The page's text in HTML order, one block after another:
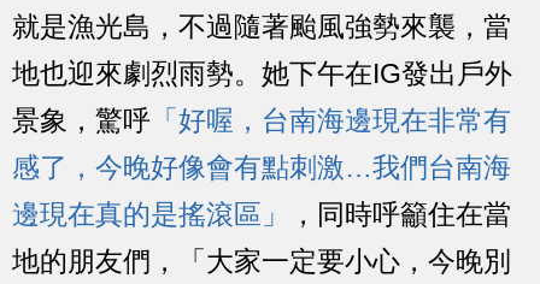
就是漁光島，不過隨著颱風強勢來襲，當
地也迎來劇烈雨勢。她下午在IG發出戶外
景象，驚呼「好喔，台南海邊現在非常有
感了，今晚好像會有點刺激…我們台南海
邊現在真的是搖滾區」
，同時呼籲住在當
地的朋友們，「大家一定要小心，今晚別